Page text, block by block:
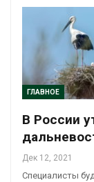
ГЛАВНОЕ
В России
Дек 12, 2021
Специалисты